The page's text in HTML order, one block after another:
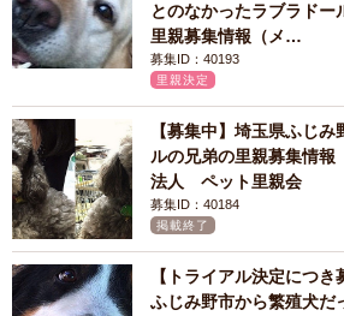
とのなかったラブラド
里親募集情報（メ…
募集ID：40193
里親決定
【募集中】埼玉県ふじ
ルの兄弟の里親募集情報
法人 ペット里親会
募集ID：40184
掲載終了
【トライアル決定につ
ふじみ野市から繁殖犬だ